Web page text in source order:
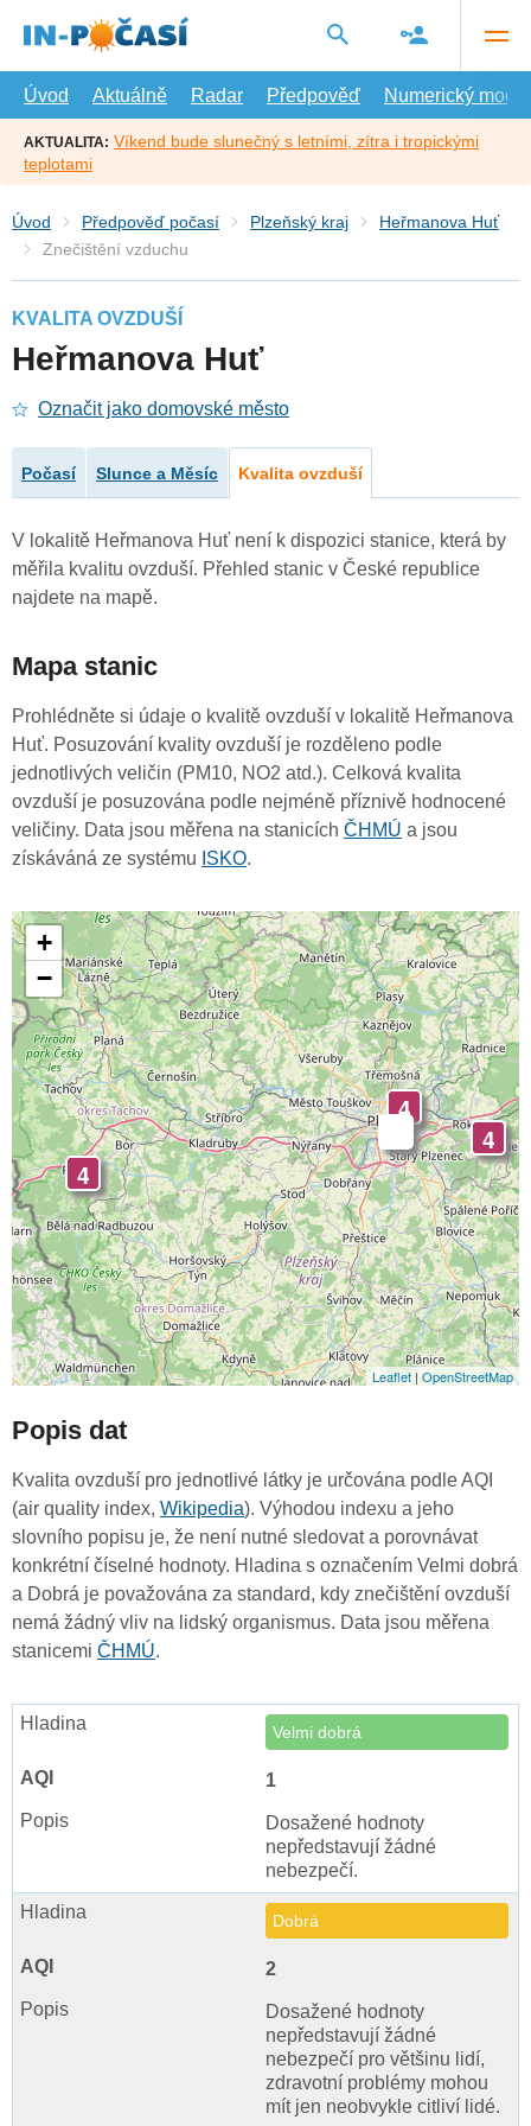
hlavní
Úvod
Aktuálně Radar Předpověď Numerický model
AKTUALITA: Víkend bude slunečný s letními, zítra i tropickými
teplotami
Úvod Předpověď počasí Plzeňský kraj
Heřmanova Huť
Znečištění vzduchu
KVALITA OVZDUŠÍ
Heřmanova Huť
Označit jako domovské město
Počasí Slunce a Měsíc Kvalita ovzduší
V lokalitě Heřmanova Huť není k dispozici stanice, která by
měřila kvalitu ovzduší. Přehled stanic v České republice
najdete na mapě.
Mapa stanic
Prohlédněte si údaje o kvalitě ovzduší v lokalitě Heřmanova
Huť. Posuzování kvality ovzduší je rozděleno podle
jednotlivých veličin (PM10, NO2 atd.). Celková kvalita
ovzduší je posuzována podle nejméně příznivě hodnocené
veličiny. Data jsou měřena na stanicích ČHMÚ a jsou
získáváná ze systému ISKO.
4
4
4
+
−
Leaflet | OpenStreetMap
Popis dat
Kvalita ovzduší pro jednotlivé látky je určována podle AQI
(air quality index, Wikipedia). Výhodou indexu a jeho
slovního popisu je, že není nutné sledovat a porovnávat
konkrétní číselné hodnoty. Hladina s označením Velmi dobrá
a Dobrá je považována za standard, kdy znečištění ovzduší
nemá žádný vliv na lidský organismus. Data jsou měřena
stanicemi ČHMÚ.
Velmi dobrá
1
Dosažené hodnoty
nepředstavují žádné
nebezpečí.
Dobrá
2
Dosažené hodnoty
nepředstavují žádné
nebezpečí pro většinu lidí,
zdravotní problémy mohou
mít jen neobvykle citliví lidé.